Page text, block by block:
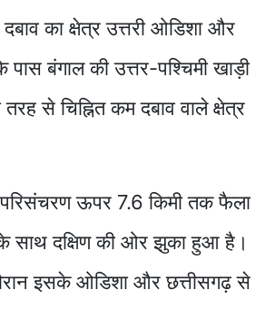
का क्षेत्र उत्तरी ओडिशा और
बंगाल की उत्तर-पश्चिमी खाड़ी
से चिह्नित कम दबाव वाले क्षेत्र
ऊपर 7.6 किमी तक फैला
दक्षिण की ओर झुका हुआ है।
इसके ओडिशा और छत्तीसगढ़ से